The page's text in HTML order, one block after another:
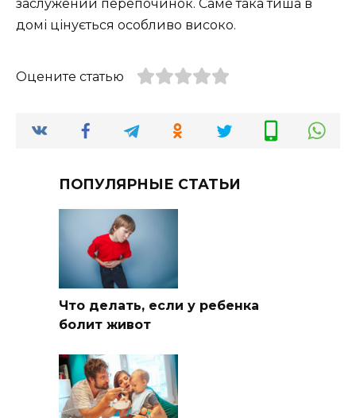
заслужений перепочинок. Саме така тиша в
домі цінується особливо високо.
Оцените статью
ПОПУЛЯРНЫЕ СТАТЬИ
Что делать, если у ребенка
болит живот